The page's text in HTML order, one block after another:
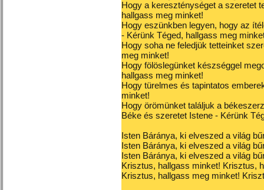
Hogy a kereszténységet a szeretet
hallgass meg minket!
Hogy eszünkben legyen, hogy az
- Kérünk Téged, hallgass meg
Hogy soha ne feledjük tetteinket
meg minket!
Hogy fölöslegünket készséggel
hallgass meg minket!
Hogy türelmes és tapintatos
minket!
Hogy örömünket találjuk a
Béke és szeretet Istene - Kérünk
Isten Báránya, ki elveszed a világ
Isten Báránya, ki elveszed a világ
Isten Báránya, ki elveszed a világ
Krisztus, hallgass minket! Krisztus,
Krisztus, hallgass meg minket!